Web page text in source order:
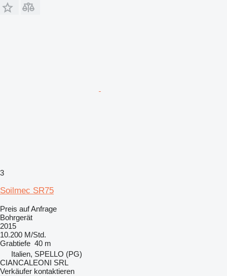
3
Soilmec SR75
Preis auf Anfrage
Bohrgerät
2015
10.200 M/Std.
Grabtiefe 40 m
Italien, SPELLO (PG)
CIANCALEONI SRL
Verkäufer kontaktieren